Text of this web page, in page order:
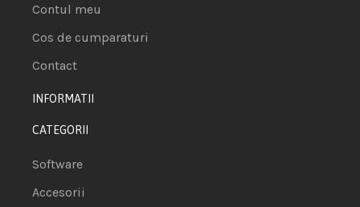
Contul meu
Cos de cumparaturi
Contact
INFORMATII
CATEGORII
Software
Accesorii